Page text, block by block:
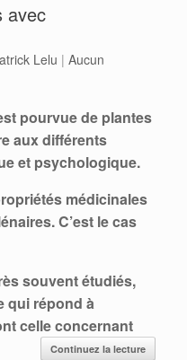
avec
Lelu | Aucun
pourvue de plantes
aux différents
et psychologique.
médicinales
C’est le cas
souvent étudiés,
qui répond à
celle concernant
Continuez la lecture